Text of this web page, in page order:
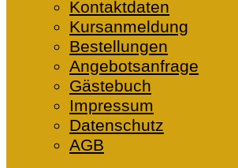
Kontaktdaten
Kursanmeldung
Bestellungen
Angebotsanfrage
Gästebuch
Impressum
Datenschutz
AGB